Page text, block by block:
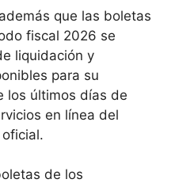
que las boletas
fiscal 2026 se
liquidación y
para su
los últimos días de
en línea del
de los